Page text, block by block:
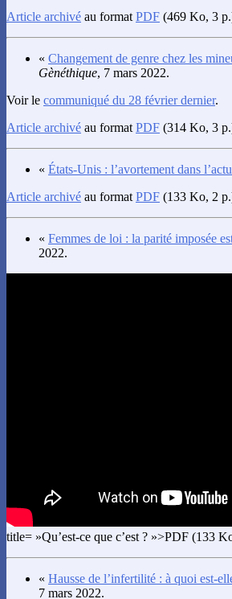
Article archivé au format PDF (469 Ko, 3
« Changement de genre chez les
Gènéthique, 7 mars 2022.
Voir le communiqué du 28 février dernier.
Article archivé au format PDF (314 Ko, 3
« États-Unis : l’avortement dans
Article archivé au format PDF (133 Ko, 2
« Femmes de loi : la parité imposée
2022.
title= »Qu’est-ce que c’est ? »>PDF (133
« Hausse de l’infertilité : à quoi est-
7 mars 2022.